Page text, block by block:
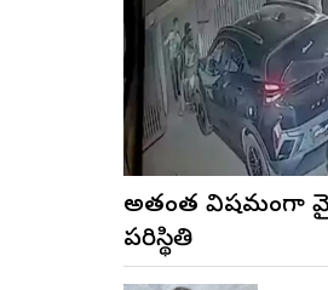
అత్యంత విషమంగా
పరిస్థితి